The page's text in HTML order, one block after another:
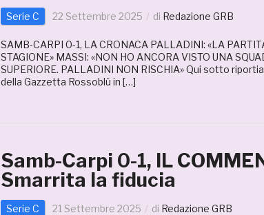
Serie C 22 Settembre 2025 di Redazione GRB
SAMB-CARPI 0-1, LA CRONACA PALLADINI: «LA
STAGIONE» MASSI: «NON HO ANCORA VISTO UNA
SUPERIORE. PALLADINI NON RISCHIA» Qui sotto
della Gazzetta Rossoblù in […]
Samb-Carpi 0-1, IL
Smarrita la fiducia
Serie C 21 Settembre 2025 di Redazione GRB